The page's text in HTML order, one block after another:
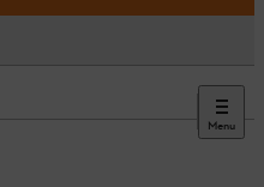
Menu